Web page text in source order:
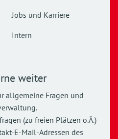
Jobs und Karriere
Intern
weiter
allgemeine Fragen und
(zu freien Plätzen o.Ä.)
E-Mail-Adressen des